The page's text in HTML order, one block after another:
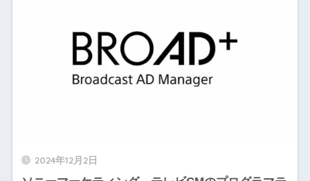
2024年12月2日